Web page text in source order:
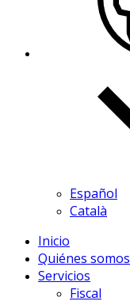
Español
Català
Inicio
Quiénes somos
Servicios
Fiscal